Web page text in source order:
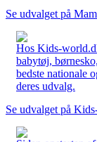
Se udvalget på
Hos Kids-
babytøj,
bedste nationale
deres udvalg.
Se udvalget på